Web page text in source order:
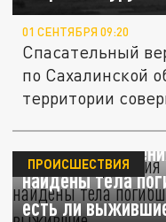
01 СЕНТЯБРЯ 09:20
Спасательный
по Сахалинской
территории
На месте
найдены тела
есть ли
ПРОИСШЕСТВИЯ